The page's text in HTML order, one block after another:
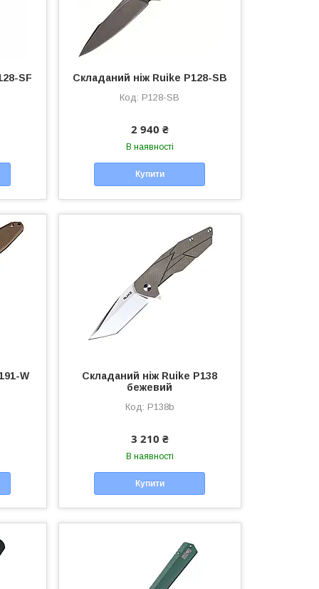
SF Складаний ніж Ruike P128-SB
P128-SB
2 940 ₴
В наявності
Купити
W
Складаний ніж Ruike P138
бежевий
P138b
3 210 ₴
В наявності
Купити